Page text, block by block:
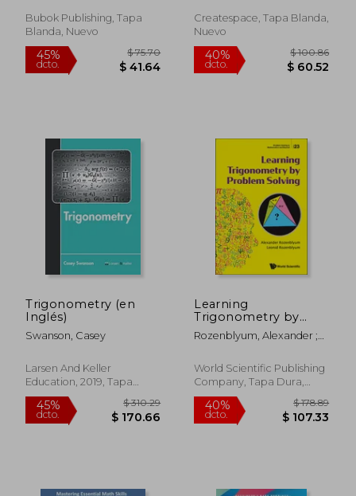
Bubok Publishing, Tapa
Blanda, Nuevo
Schools (en Inglés)
Createspace, Tapa Blanda,
Nuevo
Trigonometry (en
Inglés)
Swanson, Casey
Larsen And Keller
Education, 2019, Tapa
Dura, Nuevo
Learning
Trigonometry by
Problem Solving (en
Inglés)
Rozenblyum, Alexander ;
World Scientific Publishing
Company, Tapa Dura,
Nuevo